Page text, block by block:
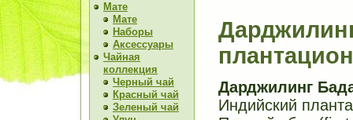
Мате
Мате
Наборы
Аксессуары
Чайная
коллекция
Черный чай
Красный чай
Зеленый чай
Дарджилинг
Индийский